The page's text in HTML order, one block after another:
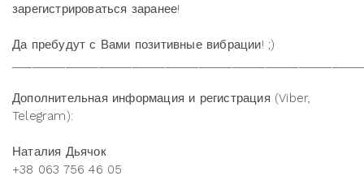
зарегистрироваться заранее!
Да пребудут с Вами позитивные вибрации! ;)
Дополнительная информация и регистрация (Viber,
Telegram):
Наталия Дьячок
+38 063 756 46 05